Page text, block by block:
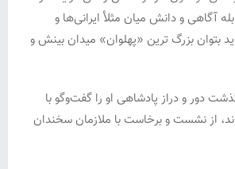
آگاهی و دانش میان مثلأ ایرانی‌ها و
بتوان بزرگ ترین «پهلوان» میدان بینش و
دور و دراز پادشاهی او را گفت‌وگو با
از نشست و برخاست با ملازمان سخندان